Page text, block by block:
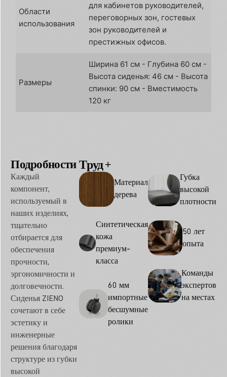
Области
использования
для кабинетов руководителей,
переговорных зон, гостевых
зон руководителей и
престижных офисов.
Размеры
Ширина 61 см - Глубина 60 см -
Высота сиденья: 46 см - Высота
спинки: 90 см - Вместимость
120 кг
Подробности
Каждый
компонент,
используемый в
наших изделиях,
тщательно
отбирается для
обеспечения
прочности,
эргономичности и
долговечности.
Сиденья ZIENO
сочетают в себе
эстетику и
инженерные
решения благодаря
структуре из губки
высокой
Труд
Материал
дерева
Синтетическая
кожа
премиум-
класса
60 мм
импортные
бесшумные
ролики
Губка
высокой
плотности
50 лет
опыта
Команды
экспертов
на местах